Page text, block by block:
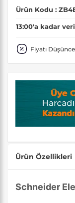
Ürün Kodu :
13:00'a kadar
Fiyatı
Ürün Özellikleri
Schneider